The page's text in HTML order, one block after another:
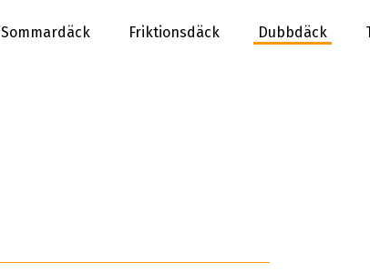
Sommardäck Friktionsdäck Dubbdäck